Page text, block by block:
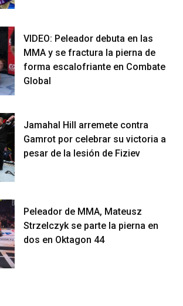
VIDEO: Peleador debuta en las
MMA y se fractura la pierna de
forma escalofriante en Combate
Global
Jamahal Hill arremete contra
Gamrot por celebrar su victoria a
pesar de la lesión de Fiziev
Peleador de MMA, Mateusz
Strzelczyk se parte la pierna en
dos en Oktagon 44